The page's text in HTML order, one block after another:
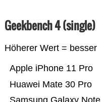
Geekbench 4 (single)
Höherer Wert = besser
Huawei Mate 30 Pro
Apple iPhone 11 Pro